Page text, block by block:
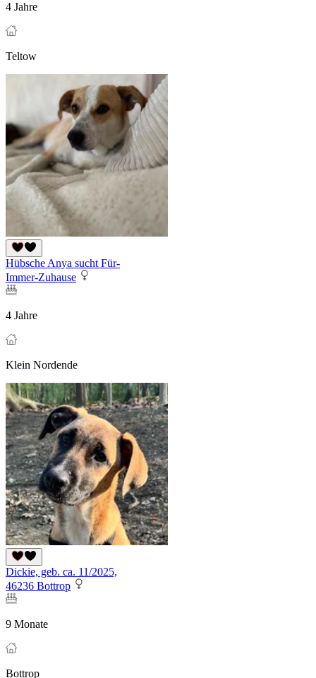
4 Jahre
Teltow
Hübsche Anya sucht Für-
Immer-Zuhause
4 Jahre
Klein Nordende
Dickie, geb. ca. 11/2025,
46236 Bottrop
9 Monate
Bottrop